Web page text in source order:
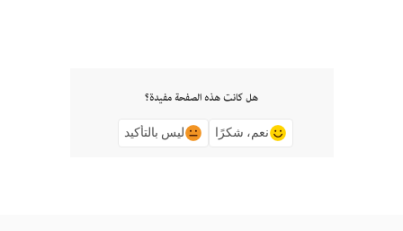
هل كانت هذه الصفحة مفيدة؟
نعم، شكرًا ليس بالتأكيد